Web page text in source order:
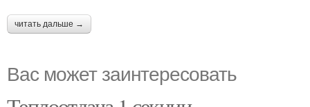
читать дальше →
Вас может заинтересовать